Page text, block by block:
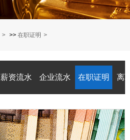
>> 在职证明
薪资流水 企业流水 在职证明 离